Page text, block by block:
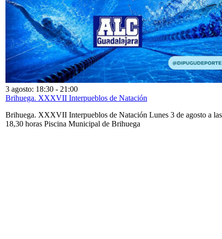
3 agosto: 18:30 - 21:00
Brihuega. XXXVII Interpueblos de Natación
Brihuega. XXXVII Interpueblos de Natación Lunes 3 de agosto a las
18,30 horas Piscina Municipal de Brihuega